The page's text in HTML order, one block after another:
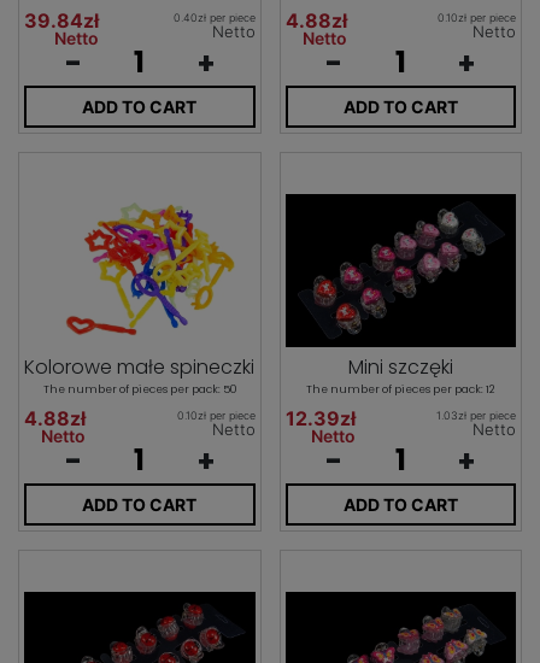
39.84zł
Netto
0.40zł per piece
Netto
- +
ADD TO CART
4.88zł
Netto
0.10zł per piece
Netto
- +
ADD TO CART
Kolorowe małe spineczki
The number of pieces per pack: 50
4.88zł
Netto
0.10zł per piece
Netto
- +
ADD TO CART
Mini szczęki
The number of pieces per pack: 12
12.39zł
Netto
1.03zł per piece
Netto
- +
ADD TO CART